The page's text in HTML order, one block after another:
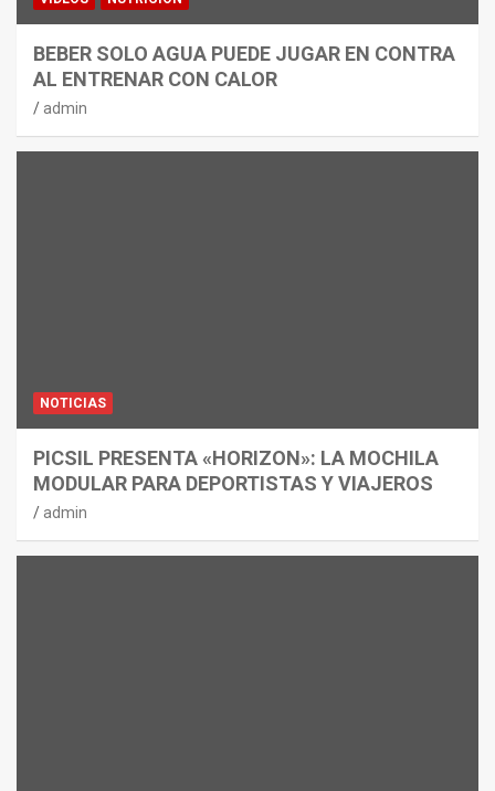
BEBER SOLO AGUA PUEDE JUGAR EN CONTRA
AL ENTRENAR CON CALOR
admin
NOTICIAS
PICSIL PRESENTA «HORIZON»: LA MOCHILA
MODULAR PARA DEPORTISTAS Y VIAJEROS
admin